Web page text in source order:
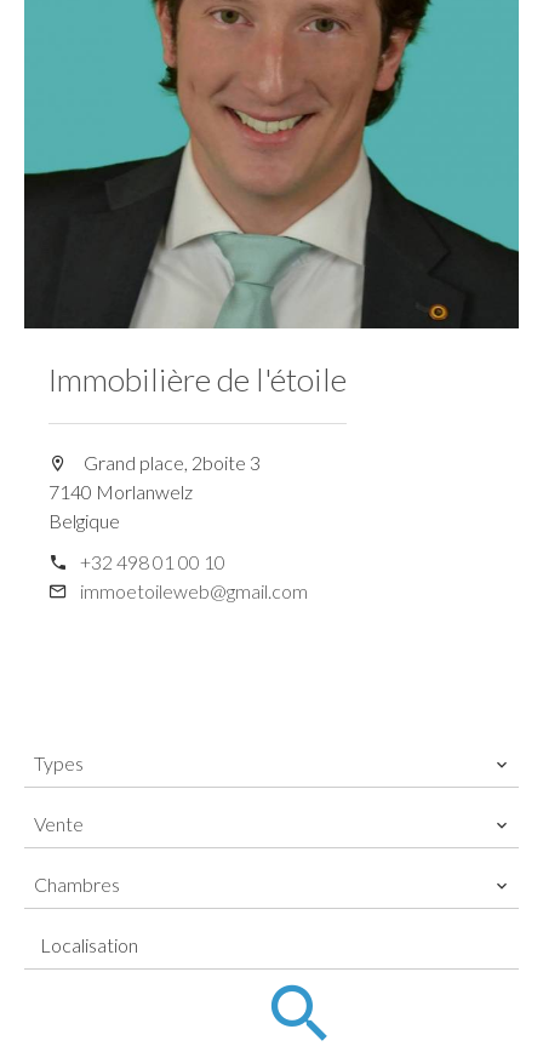
Immobilière de l'étoile
Grand place, 2boite 3
7140 Morlanwelz
Belgique
+32 498 01 00 10
immoetoileweb@gmail.com
Types
Vente
Chambres
Localisation